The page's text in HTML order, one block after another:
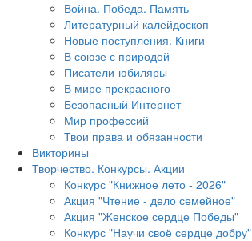
Война. Победа. Память
Литературный калейдоскоп
Новые поступления. Книги
В союзе с природой
Писатели-юбиляры
В мире прекрасного
Безопасный Интернет
Мир профессий
Твои права и обязанности
Викторины
Творчество. Конкурсы. Акции
Конкурс "Книжное лето - 2026"
Акция "Чтение - дело семейное"
Акция "Женское сердце Победы"
Конкурс "Научи своё сердце добру"